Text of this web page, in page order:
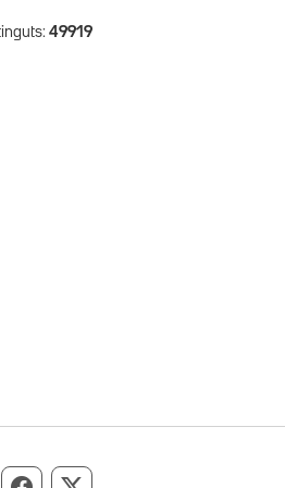
49919